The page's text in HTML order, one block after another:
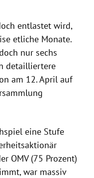
entlastet wird,
etliche Monate.
nur sechs
detailliertere
am 12. April auf
eine Stufe
OMV (75 Prozent)
war massiv